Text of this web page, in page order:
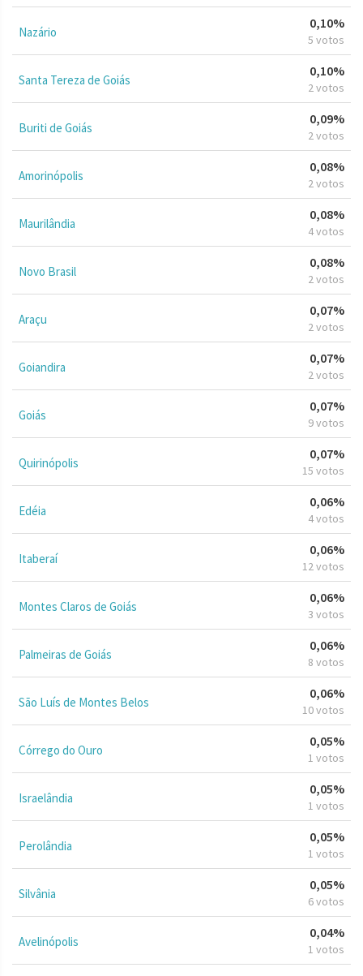
Nazário
0,10%
5 votos
Santa Tereza de Goiás
0,10%
2 votos
Buriti de Goiás
0,09%
2 votos
Amorinópolis
0,08%
2 votos
Maurilândia
0,08%
4 votos
Novo Brasil
0,08%
2 votos
Araçu
0,07%
2 votos
Goiandira
0,07%
2 votos
Goiás
0,07%
9 votos
Quirinópolis
0,07%
15 votos
Edéia
0,06%
4 votos
Itaberaí
0,06%
12 votos
Montes Claros de Goiás
0,06%
3 votos
Palmeiras de Goiás
0,06%
8 votos
São Luís de Montes Belos
0,06%
10 votos
Córrego do Ouro
0,05%
1 votos
Israelândia
0,05%
1 votos
Perolândia
0,05%
1 votos
Silvânia
0,05%
6 votos
Avelinópolis
0,04%
1 votos